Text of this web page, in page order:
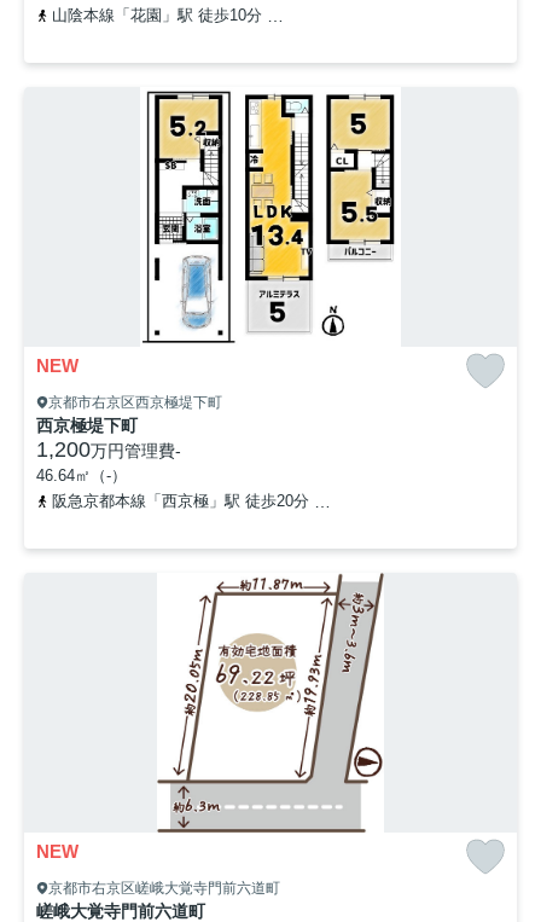
山陰本線「花園」駅 徒歩10分
NEW
京都市右京区西京極堤下町
西京極堤下町
1,200万円管理費-
46.64㎡（-）
阪急京都本線「西京極」駅 徒歩20分
NEW
京都市右京区嵯峨大覚寺門前六道町
嵯峨大覚寺門前六道町